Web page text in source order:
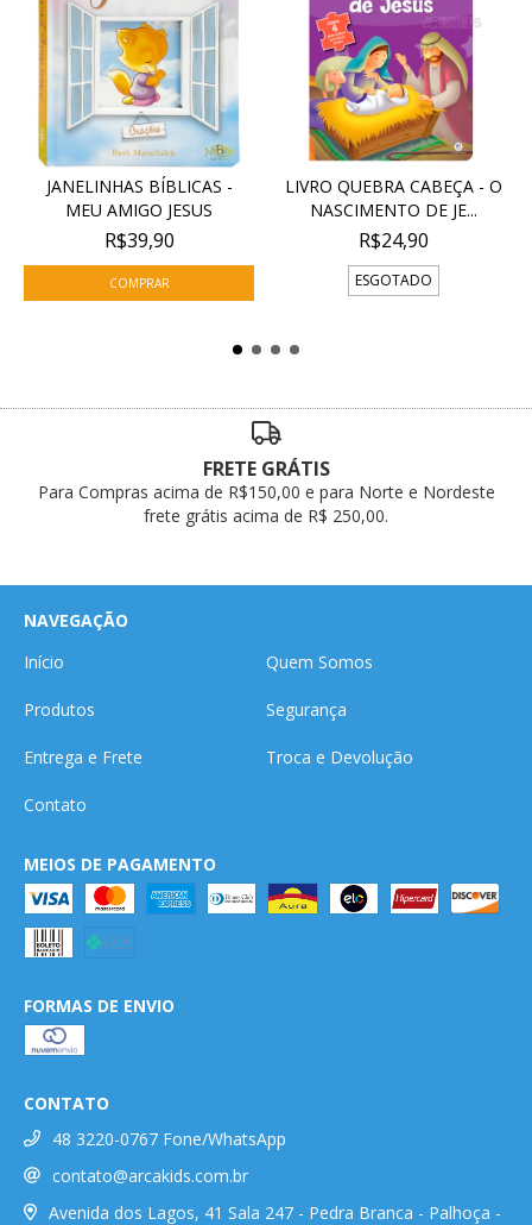
JANELINHAS BÍBLICAS -
MEU AMIGO JESUS
R$39,90
LIVRO QUEBRA CABEÇA - O
NASCIMENTO DE JE...
R$24,90
ESGOTADO
FRETE GRÁTIS
Para Compras acima de R$150,00 e para Norte e Nordeste
frete grátis acima de R$ 250,00.
NAVEGAÇÃO
Início
Quem Somos
Produtos Segurança
Entrega e Frete Troca e Devolução
Contato
MEIOS DE PAGAMENTO
FORMAS DE ENVIO
CONTATO
48 3220-0767 Fone/WhatsApp
contato@arcakids.com.br
Avenida dos Lagos, 41 Sala 247 - Pedra Branca - Palhoça -